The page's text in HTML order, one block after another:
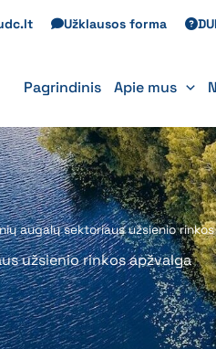
Užklausos forma
Pagrindinis Apie mus
augalų sektoriaus užsienio
užsienio rinkos apžvalga